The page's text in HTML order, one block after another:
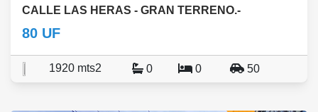
CALLE LAS HERAS - GRAN TERRENO.-
80 UF
1920 mts2 0 0 50